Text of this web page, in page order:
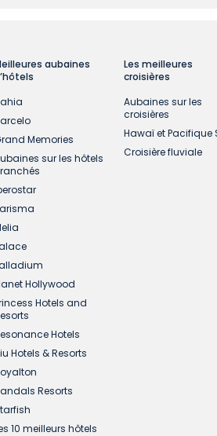
aubaines
Memories
sur les hôtels
Hollywood
Hotels and
Hotels
Hotels & Resorts
Resorts
10 meilleurs hôtels
Les meilleures
croisières
Aubaines sur les
croisières
Hawaï et Pacifique
Croisière fluviale